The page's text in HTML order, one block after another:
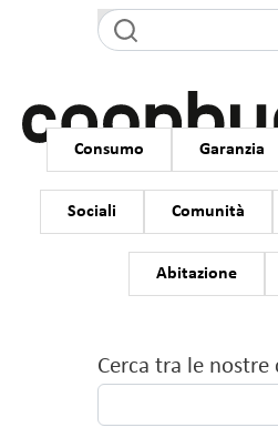
Salta al contenuto principale
Categoria
Consumo Garanzia
Sociali Comunità
Abitazione
Cerca tra le nostre